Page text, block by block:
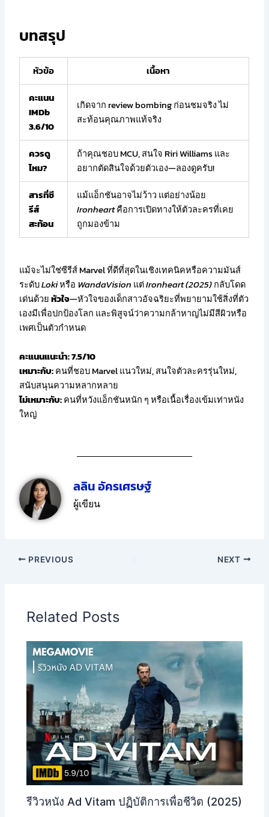
บทสรุป
หัวข้อ เนื้อหา
คะแนน
IMDb
3.6/10
เกิดจาก review bombing ก่อนชมจริง ไม่
สะท้อนคุณภาพแท้จริง
ควรดู
ไหม?
ถ้าคุณชอบ MCU, สนใจ Riri Williams และ
อยากตัดสินใจด้วยตัวเอง—ลองดูครับ!
สารที่ซี
รีส์
สะท้อน
แม้แอ็กชันอาจไม่ว้าว แต่อย่างน้อย
Ironheartคือการเปิดทางให้ตัวละครที่เคย
ถูกมองข้าม
แม้จะไม่ใช่ซีรีส์ Marvel ที่ดีที่สุดในเชิงเทคนิคหรือความมันส์
ระดับLokiหรือ WandaVision แต่Ironheart (2025)กลับโดด
เด่นด้วยหัวใจ—หัวใจของเด็กสาวอัจฉริยะที่พยายามใช้สิ่งที่ตัว
เองมีเพื่อปกป้องโลก และพิสูจน์ว่าความกล้าหาญไม่มีสีผิวหรือ
เพศเป็นตัวกำหนด
คะแนนแนะนำ: 7.5/10
เหมาะกับ:คนที่ชอบ Marvel แนวใหม่, สนใจตัวละครรุ่นใหม่,
สนับสนุนความหลากหลาย
ไม่เหมาะกับ:คนที่หวังแอ็กชันหนัก ๆ หรือเนื้อเรื่องเข้มเท่าหนัง
ใหญ่
ลลิน อัครเศรษฐ์
ผู้เขียน
PREVIOUS NEXT
Related Posts
รีวิวหนัง Ad Vitam ปฏิบัติการเพื่อชีวิต (2025)